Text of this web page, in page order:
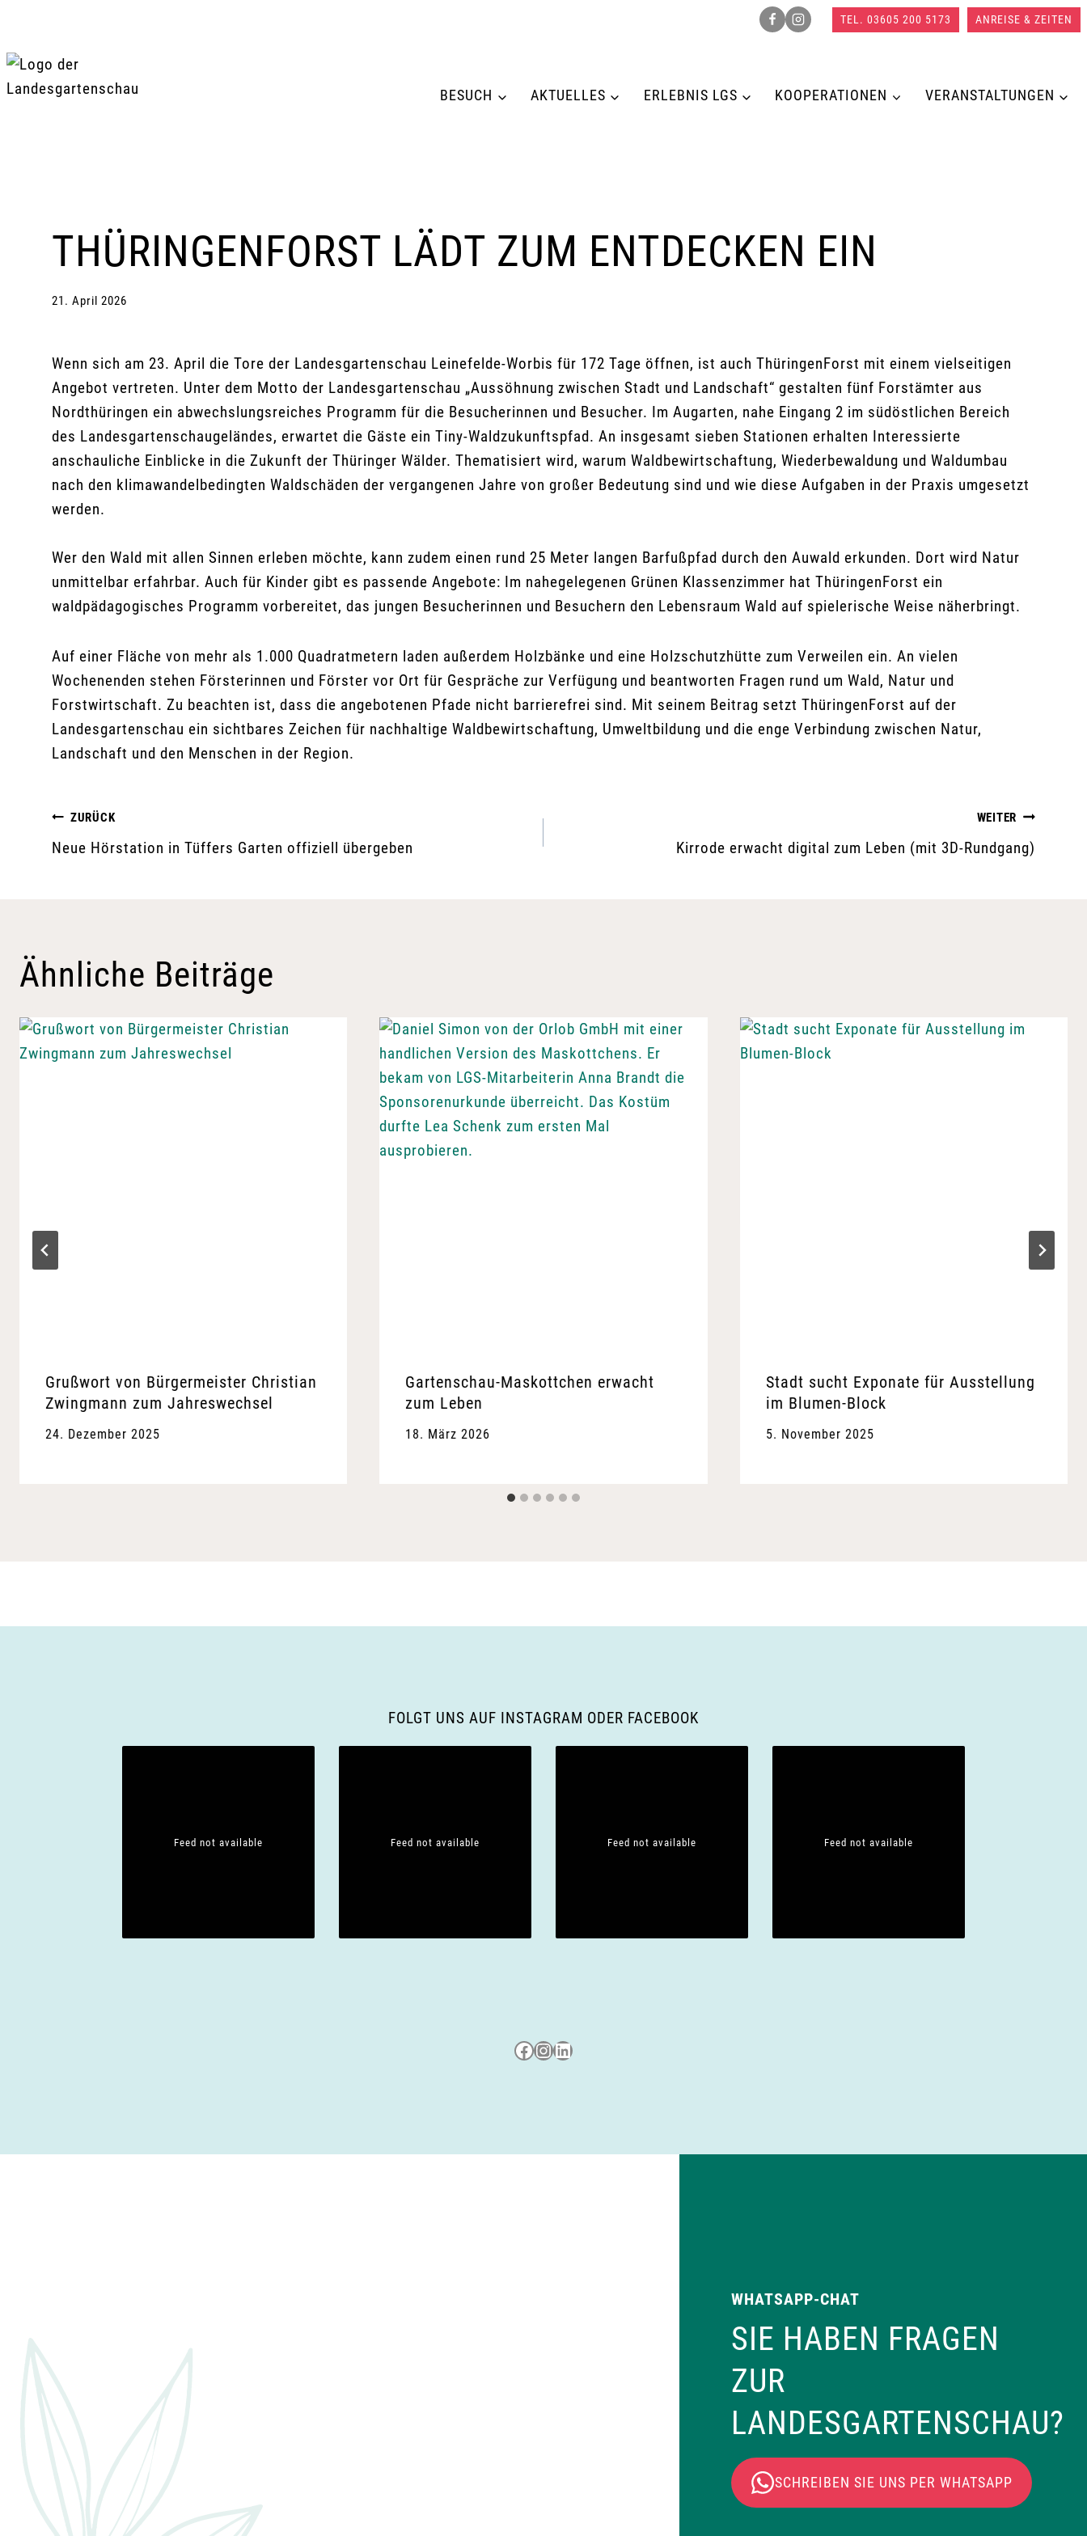
springen
TEL. 03605 200 5173 ANREISE & ZEITEN
BESUCH AKTUELLES ERLEBNIS LGS KOOPERATIONEN VERANSTALTUNGEN
THÜRINGENFORST LÄDT ZUM ENTDECKEN EIN
21. April 2026
Wenn sich am 23. April die Tore der Landesgartenschau Leinefelde-Worbis für 172 Tage öffnen, ist auch ThüringenForst mit einem vielseitigen
Angebot vertreten. Unter dem Motto der Landesgartenschau „Aussöhnung zwischen Stadt und Landschaft“ gestalten fünf Forstämter aus
Nordthüringen ein abwechslungsreiches Programm für die Besucherinnen und Besucher. Im Augarten, nahe Eingang 2 im südöstlichen Bereich
des Landesgartenschaugeländes, erwartet die Gäste ein Tiny-Waldzukunftspfad. An insgesamt sieben Stationen erhalten Interessierte
anschauliche Einblicke in die Zukunft der Thüringer Wälder. Thematisiert wird, warum Waldbewirtschaftung, Wiederbewaldung und Waldumbau
nach den klimawandelbedingten Waldschäden der vergangenen Jahre von großer Bedeutung sind und wie diese Aufgaben in der Praxis umgesetzt
werden.
Wer den Wald mit allen Sinnen erleben möchte, kann zudem einen rund 25 Meter langen Barfußpfad durch den Auwald erkunden. Dort wird Natur
unmittelbar erfahrbar. Auch für Kinder gibt es passende Angebote: Im nahegelegenen Grünen Klassenzimmer hat ThüringenForst ein
waldpädagogisches Programm vorbereitet, das jungen Besucherinnen und Besuchern den Lebensraum Wald auf spielerische Weise näherbringt.
Auf einer Fläche von mehr als 1.000 Quadratmetern laden außerdem Holzbänke und eine Holzschutzhütte zum Verweilen ein. An vielen
Wochenenden stehen Försterinnen und Förster vor Ort für Gespräche zur Verfügung und beantworten Fragen rund um Wald, Natur und
Forstwirtschaft. Zu beachten ist, dass die angebotenen Pfade nicht barrierefrei sind. Mit seinem Beitrag setzt ThüringenForst auf der
Landesgartenschau ein sichtbares Zeichen für nachhaltige Waldbewirtschaftung, Umweltbildung und die enge Verbindung zwischen Natur,
Landschaft und den Menschen in der Region.
Beitragsnavigation
ZURÜCK
Neue Hörstation in Tüffers Garten offiziell übergeben
WEITER
Kirrode erwacht digital zum Leben (mit 3D-Rundgang)
Ähnliche Beiträge
Grußwort von Bürgermeister Christian
Zwingmann zum Jahreswechsel
24. Dezember 2025
Gartenschau-Maskottchen erwacht
zum Leben
18. März 2026
Stadt sucht Exponate für Ausstellung
im Blumen-Block
5. November 2025
FOLGT UNS AUF INSTAGRAM ODER FACEBOOK
Feed not available Feed not available Feed not available Feed not available
Besuche uns auf Facebook
Besuche uns auf Instagram
LinkedIn
WHATSAPP-CHAT
SIE HABEN FRAGEN
ZUR
LANDESGARTENSCHAU?
SCHREIBEN SIE UNS PER WHATSAPP